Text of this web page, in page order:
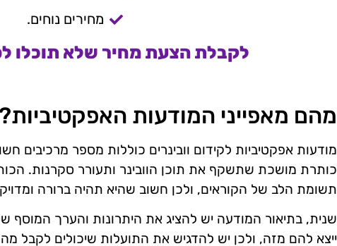
מחירים נוחים.
לקבלת הצעת מחיר שלא תוכלו
מהם מאפייני המודעות האפקטיביות?
מודעות אפקטיביות לקידום וובינרים כוללות מספר מרכיבים
כותרת מושכת שתשקף את תוכן הוובינר ותעורר סקרנות.
תשומת הלב של הקוראים, ולכן חשוב שהיא תהיה ברורה
שנית, בתיאור המודעה יש להציג את היתרונות והערך המוסף
ייצא להם מזה, ולכן יש להדגיש את התועלות שיכולים